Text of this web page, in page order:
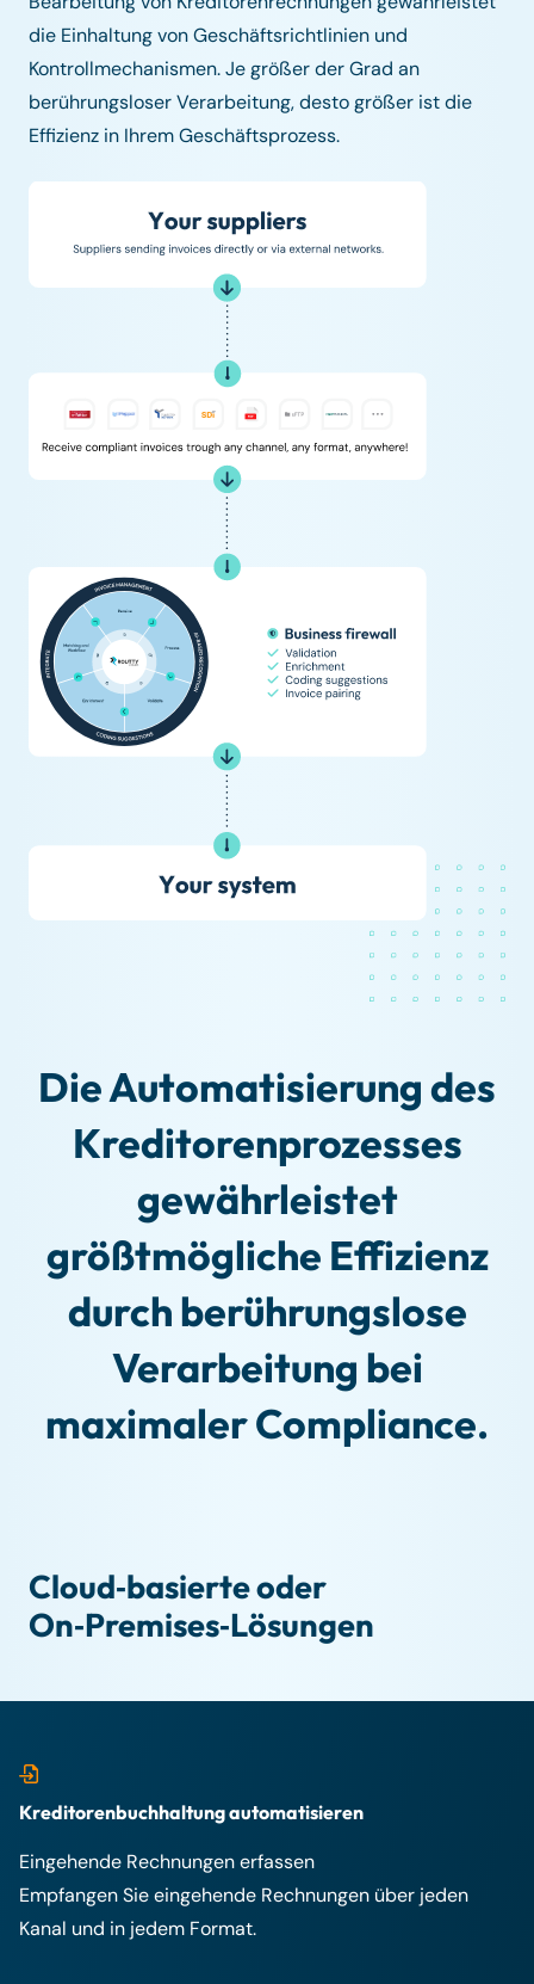
die Einhaltung von Geschäftsrichtlinien und
Kontrollmechanismen. Je größer der Grad an
berührungsloser Verarbeitung, desto größer ist die
Effizienz in Ihrem Geschäftsprozess.
Die Automatisierung des
Kreditorenprozesses
gewährleistet
größtmögliche Effizienz
durch berührungslose
Verarbeitung bei
maximaler Compliance.
Cloud‑basierte oder
On‑Premises‑Lösungen
Kreditorenbuchhaltung automatisieren
Eingehende Rechnungen erfassen
Empfangen Sie eingehende Rechnungen über jeden
Kanal und in jedem Format.